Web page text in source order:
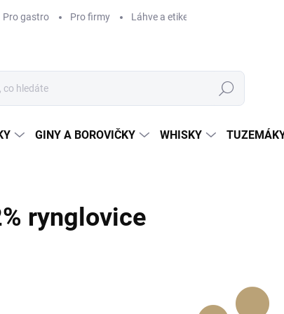
Pro gastro Pro firmy Láhve a etikety na míru
Hledat
GINY A BOROVIČKY WHISKY
rynglovice